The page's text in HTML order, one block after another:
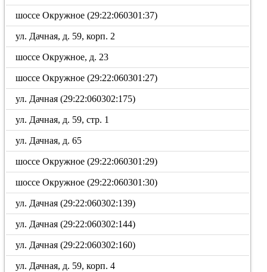
шоссе Окружное (29:22:060301:37)
ул. Дачная, д. 59, корп. 2
шоссе Окружное, д. 23
шоссе Окружное (29:22:060301:27)
ул. Дачная (29:22:060302:175)
ул. Дачная, д. 59, стр. 1
ул. Дачная, д. 65
шоссе Окружное (29:22:060301:29)
шоссе Окружное (29:22:060301:30)
ул. Дачная (29:22:060302:139)
ул. Дачная (29:22:060302:144)
ул. Дачная (29:22:060302:160)
ул. Дачная, д. 59, корп. 4